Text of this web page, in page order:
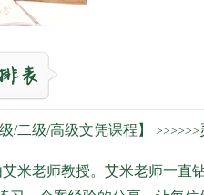
二级/高级文凭课程】 >>>>>>
米老师教授。艾米老师一直